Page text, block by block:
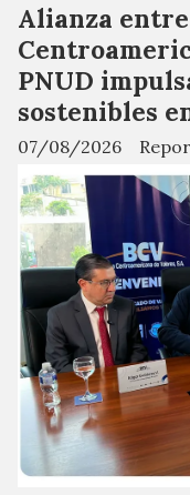
Alianza entre
PNUD
sostenibles
07/08/2026